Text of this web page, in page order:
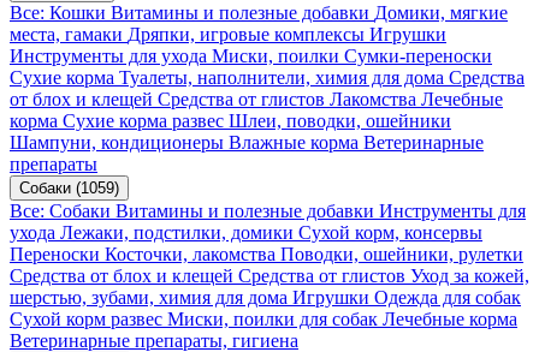
Все: Кошки Витамины и полезные добавки Домики, мягкие
места, гамаки Дряпки, игровые комплексы Игрушки
Инструменты для ухода Миски, поилки Сумки-переноски
Сухие корма Туалеты, наполнители, химия для дома Средства
от блох и клещей Средства от глистов Лакомства Лечебные
корма Сухие корма развес Шлеи, поводки, ошейники
Шампуни, кондиционеры Влажные корма Ветеринарные
препараты
Собаки (1059)
Все: Собаки Витамины и полезные добавки Инструменты для
ухода Лежаки, подстилки, домики Сухой корм, консервы
Переноски Косточки, лакомства Поводки, ошейники, рулетки
Средства от блох и клещей Средства от глистов Уход за кожей,
шерстью, зубами, химия для дома Игрушки Одежда для собак
Сухой корм развес Миски, поилки для собак Лечебные корма
Ветеринарные препараты, гигиена